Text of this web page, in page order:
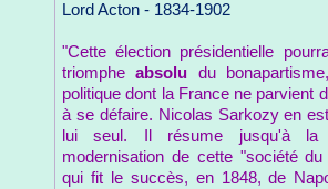
Lord Acton - 1834-1902
"Cette élection présidentielle
triompheabsolu du
politique dont la France ne parvient
à se défaire. Nicolas Sarkozy en
lui seul. Il résume jusqu'à la
modernisation de cette "société
qui fit le succès, en 1848, de